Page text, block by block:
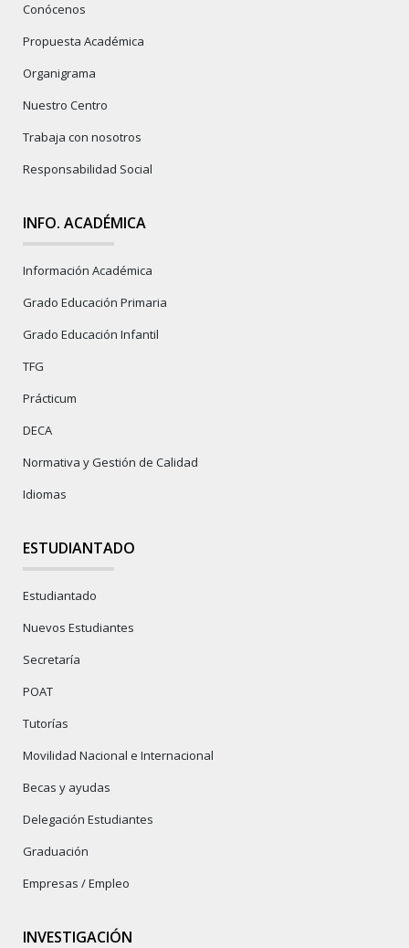
Conócenos
Propuesta Académica
Organigrama
Nuestro Centro
Trabaja con nosotros
Responsabilidad Social
INFO. ACADÉMICA
Información Académica
Grado Educación Primaria
Grado Educación Infantil
TFG
Prácticum
DECA
Normativa y Gestión de Calidad
Idiomas
ESTUDIANTADO
Estudiantado
Nuevos Estudiantes
Secretaría
POAT
Tutorías
Movilidad Nacional e Internacional
Becas y ayudas
Delegación Estudiantes
Graduación
Empresas / Empleo
INVESTIGACIÓN